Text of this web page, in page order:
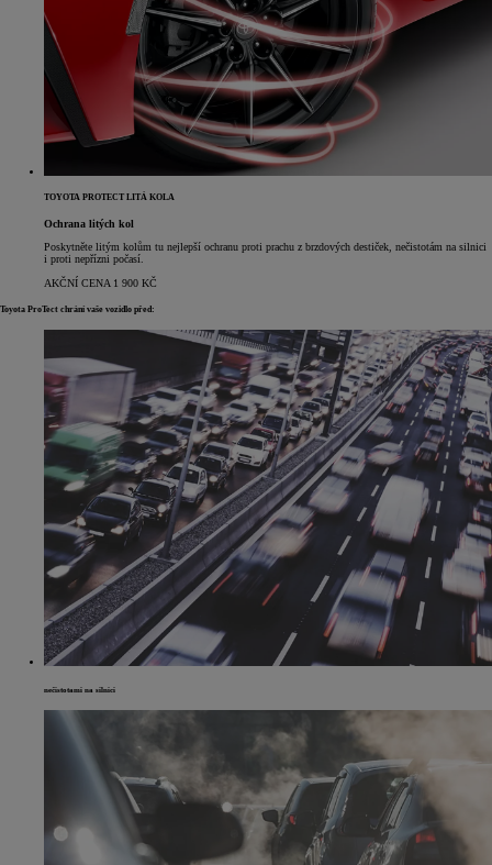
TOYOTA PROTECT LITÁ KOLA
Ochrana litých kol
Poskytněte litým kolům tu nejlepší ochranu proti prachu z brzdových destiček, nečistotám na silnici
i proti nepřízni počasí.
AKČNÍ CENA 1 900 KČ
Toyota ProTect chrání vaše vozidlo před:
nečistotami na silnici